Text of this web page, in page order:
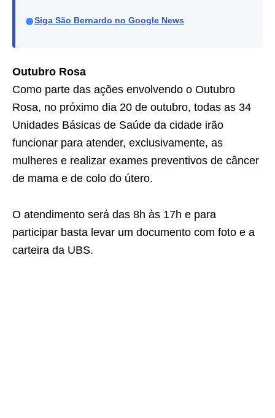
●Siga São Bernardo no Google News
Outubro Rosa
Como parte das ações envolvendo o Outubro
Rosa, no próximo dia 20 de outubro, todas as 34
Unidades Básicas de Saúde da cidade irão
funcionar para atender, exclusivamente, as
mulheres e realizar exames preventivos de câncer
de mama e de colo do útero.
O atendimento será das 8h às 17h e para
participar basta levar um documento com foto e a
carteira da UBS.